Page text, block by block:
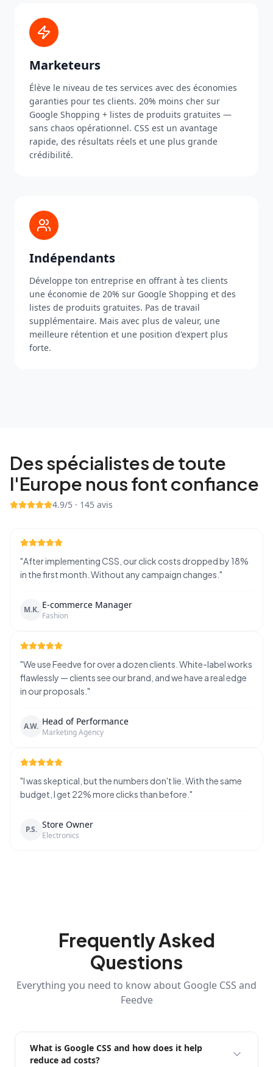
Marketeurs
Élève le niveau de tes services avec des économies
garanties pour tes clients. 20% moins cher sur
Google Shopping + listes de produits gratuites —
sans chaos opérationnel. CSS est un avantage
rapide, des résultats réels et une plus grande
crédibilité.
Indépendants
Développe ton entreprise en offrant à tes clients
une économie de 20% sur Google Shopping et des
listes de produits gratuites. Pas de travail
supplémentaire. Mais avec plus de valeur, une
meilleure rétention et une position d'expert plus
forte.
Des spécialistes de toute
l'Europe nous font confiance
4.9/5 · 145 avis
"After implementing CSS, our click costs dropped by 18%
in the first month. Without any campaign changes. "
M.K. E-commerce Manager
Fashion
"We use Feedve for over a dozen clients. White-label works
flawlessly — clients see our brand, and we have a real edge
in our proposals. "
A.W. Head of Performance
Marketing Agency
"I was skeptical, but the numbers don't lie. With the same
budget, I get 22% more clicks than before. "
P.S. Store Owner
Electronics
Frequently Asked
Questions
Everything you need to know about Google CSS and
Feedve
What is Google CSS and how does it help
reduce ad costs?